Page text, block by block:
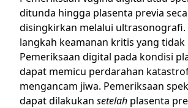
ditunda hingga plasenta previa
disingkirkan melalui ultrasonografi.
langkah keamanan kritis yang tidak
Pemeriksaan digital pada kondisi
dapat memicu perdarahan
mengancam jiwa. Pemeriksaan
dapat dilakukan setelah plasenta